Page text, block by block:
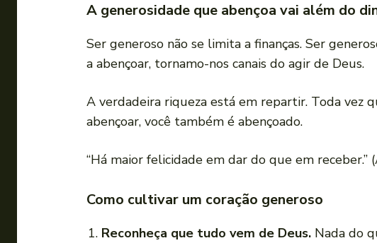
A generosidade que abençoa vai além do
Ser generoso não se limita a finanças. Ser
a abençoar, tornamo-nos canais do agir de Deus.
A verdadeira riqueza está em repartir. Toda vez
abençoar, você também é abençoado.
“Há maior felicidade em dar do que em receber.”
Como cultivar um coração generoso
Reconheça que tudo vem de Deus. Nada do